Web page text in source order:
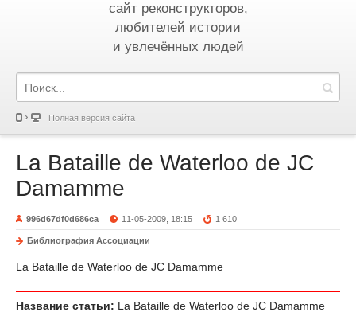
сайт реконструкторов,
любителей истории
и увлечённых людей
Полная версия сайта
La Bataille de Waterloo de JC
Damamme
996d67df0d686ca 11-05-2009, 18:15 1 610
Библиография Ассоциации
La Bataille de Waterloo de JC Damamme
Название статьи: La Bataille de Waterloo de JC Damamme